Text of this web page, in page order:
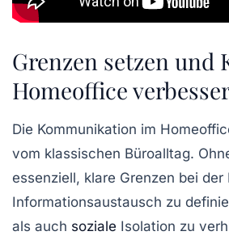
Grenzen setzen
Homeoffice
Die Kommunikation im
vom klassischen Büroalltag.
essenziell, klare Grenzen bei
Informationsaustausch zu
als auch soziale Isolation zu